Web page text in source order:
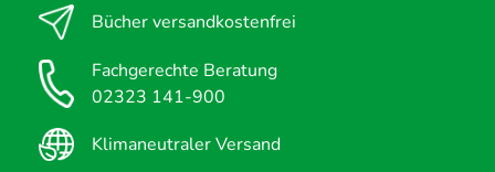
Bücher versandkostenfrei
Fachgerechte Beratung
02323 141-900
Klimaneutraler Versand